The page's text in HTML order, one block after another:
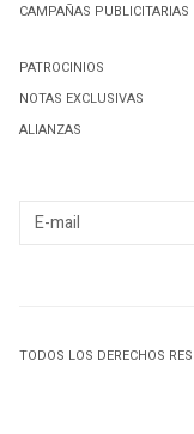
CAMPAÑAS PUBLICITARIAS
PATROCINIOS
NOTAS EXCLUSIVAS
ALIANZAS
TODOS LOS DERECHOS